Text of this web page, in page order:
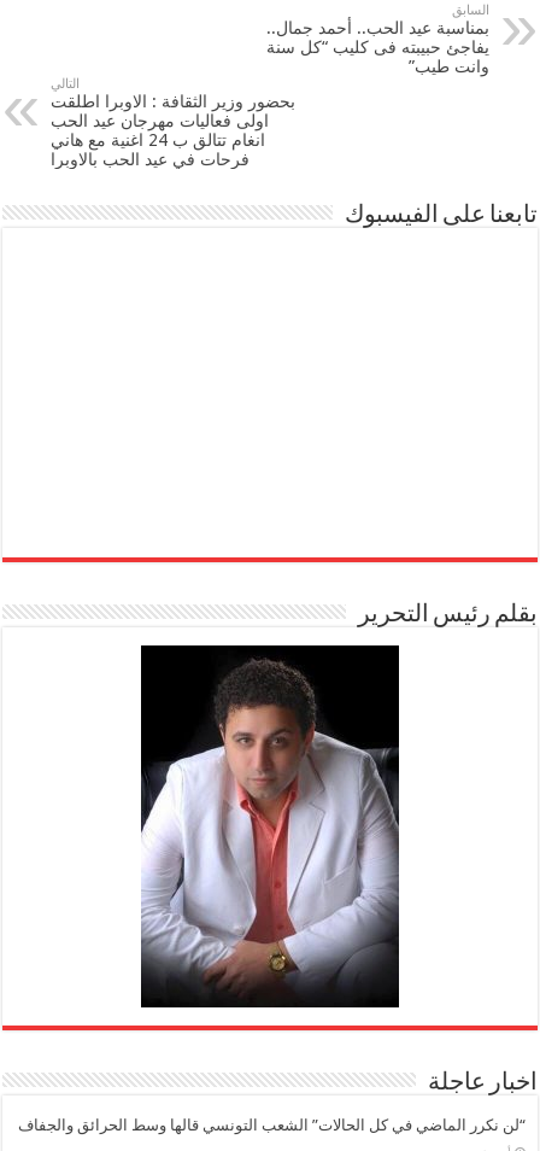
السابق
بمناسبة عيد الحب.. أحمد جمال..
يفاجئ حبيبته فى كليب “كل سنة
وانت طيب”
التالي
بحضور وزير الثقافة : الاوبرا اطلقت
اولى فعاليات مهرجان عيد الحب
انغام تتالق ب 24 اغنية مع هاني
فرحات في عيد الحب بالاوبرا
تابعنا على الفيسبوك
بقلم رئيس التحرير
اخبار عاجلة
“لن نكرر الماضي في كل الحالات” الشعب التونسي قالها وسط الحرائق والجفاف